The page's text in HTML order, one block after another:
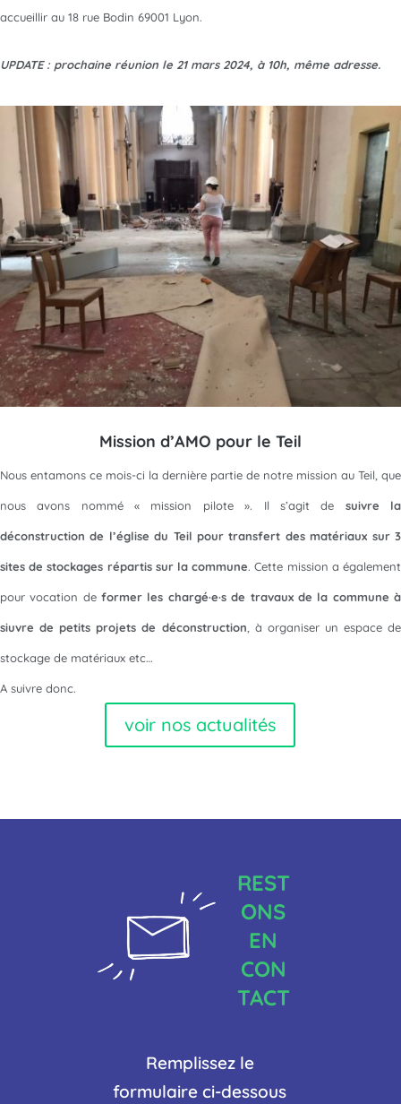
accueillir au 18 rue Bodin 69001 Lyon.
UPDATE : prochaine réunion le 21 mars 2024, à 10h, même adresse.
Mission d’AMO pour le Teil
Nous entamons ce mois-ci la dernière partie de notre mission au Teil, que
nous avons nommé « mission pilote ». Il s’agit de suivre la
déconstruction de l’église du Teil pour transfert des matériaux sur 3
sites de stockages répartis sur la commune. Cette mission a également
pour vocation deformer les chargé·e·s de travaux de la commune à
siuvre de petits projets de déconstruction, à organiser un espace de
stockage de matériaux etc…
A suivre donc.
voir nos actualités
REST
ONS
EN
CON
TACT
Remplissez le
formulaire ci-dessous